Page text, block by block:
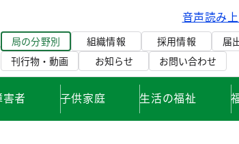
音声読み
局の分野別 組織情報 採用情報 届
刊行物・動画
お知らせ お問い合わせ
害者 子供家庭 生活の福祉